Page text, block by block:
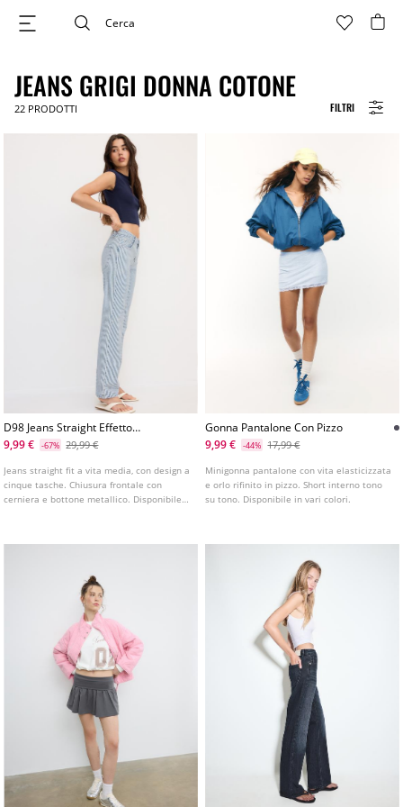
FILTRI
JEANS GRIGI DONNA COTONE
22 PRODOTTI
D98 Jeans Straight Effetto
Vintage L01499499
9,99 € -67% 29,99 €
Jeans straight fit a vita media, con design a
cinque tasche. Chiusura frontale con
cerniera e bottone metallico. Disponibile
Gonna Pantalone Con Pizzo
9,99 €
-44% 17,99 €
Minigonna pantalone con vita elasticizzata
e orlo rifinito in pizzo. Short interno tono
su tono. Disponibile in vari colori.